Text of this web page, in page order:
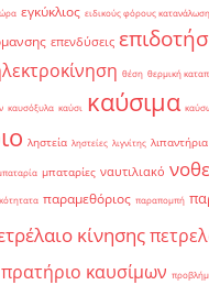
εγκύκλιος ειδικούς φόρους
επενδύσεις
θέση θερμική
καυσόξυλα καύσι καύσιμα
ληστεία ληστείες λιγνίτης λιπαντήρια
μπαταρίες ναυτιλιακό
παραμεθόριος παραπομπή
κίνησης
πρατήριο καυσίμων